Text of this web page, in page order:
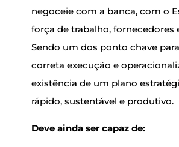
negoceie com a banca, com o
força de trabalho, fornecedores
Sendo um dos ponto chave
correta execução e
existência de um plano
rápido, sustentável e produtivo.
Deve ainda ser capaz de: